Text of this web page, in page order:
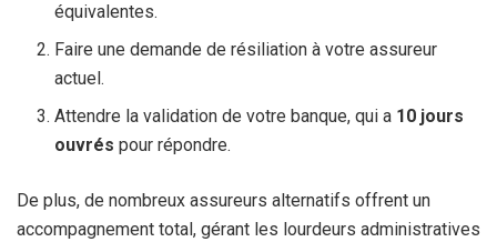
équivalentes.
Faire une demande de résiliation à votre assureur
actuel.
Attendre la validation de votre banque, qui a 10 jours
ouvrés pour répondre.
De plus, de nombreux assureurs alternatifs offrent un
accompagnement total, gérant les lourdeurs administratives